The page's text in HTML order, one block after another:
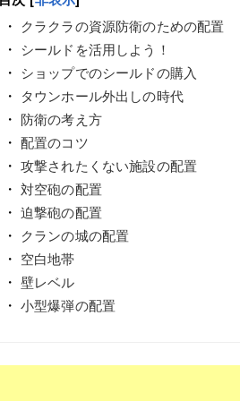
クラクラの資源防衛のための配置
シールドを活用しよう！
ショップでのシールドの購入
タウンホール外出しの時代
防衛の考え方
配置のコツ
攻撃されたくない施設の配置
対空砲の配置
迫撃砲の配置
クランの城の配置
空白地帯
壁レベル
小型爆弾の配置